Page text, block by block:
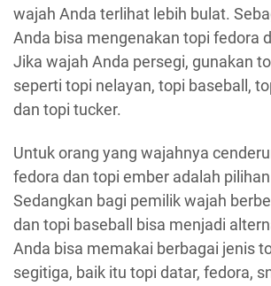
wajah Anda terlihat lebih bulat.
Anda bisa mengenakan topi fedora
Jika wajah Anda persegi, gunakan
seperti topi nelayan, topi baseball,
dan topi tucker.
Untuk orang yang wajahnya
fedora dan topi ember adalah
Sedangkan bagi pemilik wajah
dan topi baseball bisa menjadi
Anda bisa memakai berbagai jenis
segitiga, baik itu topi datar, fedora,